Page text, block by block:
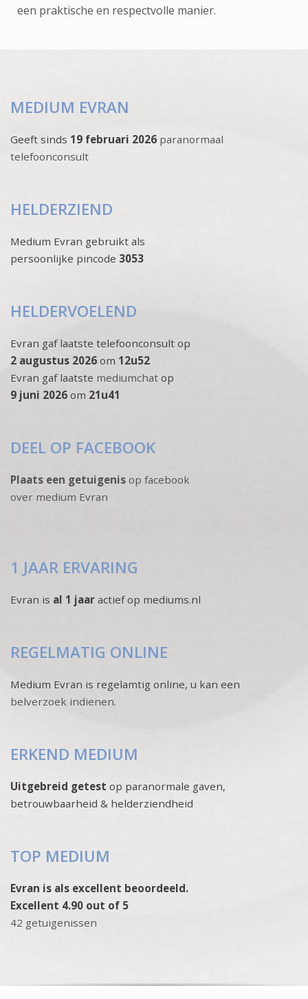
een praktische en respectvolle manier.
MEDIUM EVRAN
Geeft sinds 19 februari 2026 paranormaal
telefoonconsult
HELDERZIEND
Medium Evran gebruikt als
persoonlijke pincode 3053
HELDERVOELEND
Evran gaf laatste telefoonconsult op
2 augustus 2026 om 12u52
Evran gaf laatste mediumchat op
9 juni 2026 om 21u41
DEEL OP FACEBOOK
Plaats een getuigenis op facebook
over medium Evran
1 JAAR ERVARING
Evran is al 1 jaar actief op mediums.nl
REGELMATIG ONLINE
Medium Evran is regelamtig online, u kan een
belverzoek indienen.
ERKEND MEDIUM
Uitgebreid getest op paranormale gaven,
betrouwbaarheid & helderziendheid
TOP MEDIUM
Evran is als excellent beoordeeld.
Excellent 4.90 out of 5
42 getuigenissen